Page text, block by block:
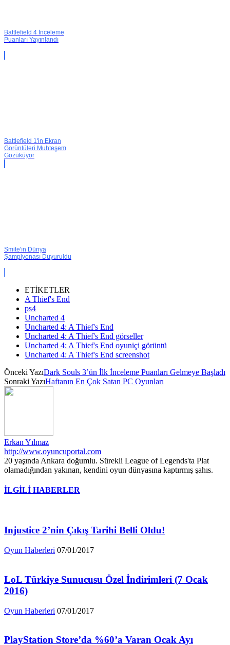
Battlefield 4 İnceleme
Puanları Yayınlandı
Battlefield 1'in Ekran
Görüntüleri Muhteşem
Gözüküyor
Smite'ın Dünya
Şampiyonası Duyuruldu
ETİKETLER
A Thief's End
ps4
Uncharted 4
Uncharted 4: A Thief's End
Uncharted 4: A Thief's End görseller
Uncharted 4: A Thief's End oyuniçi görüntü
Uncharted 4: A Thief's End screenshot
Önceki YazıDark Souls 3’ün İlk İnceleme Puanları Gelmeye Başladı
Sonraki YazıHaftanın En Çok Satan PC Oyunları
Erkan Yılmaz
http://www.oyuncuportal.com
20 yaşında Ankara doğumlu. Sürekli League of Legends'ta Plat
olamadığından yakınan, kendini oyun dünyasına kaptırmış şahıs.
İLGİLİ HABERLER
Injustice 2’nin Çıkış Tarihi Belli Oldu!
Oyun Haberleri 07/01/2017
LoL Türkiye Sunucusu Özel İndirimleri (7 Ocak
2016)
Oyun Haberleri 07/01/2017
PlayStation Store’da %60’a Varan Ocak Ayı